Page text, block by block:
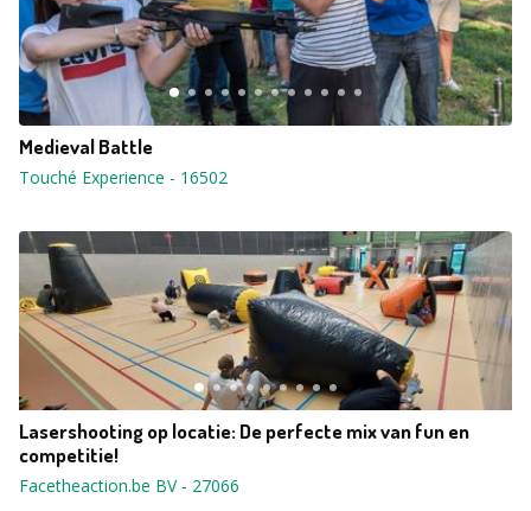
Medieval Battle
Touché Experience - 16502
Lasershooting op locatie: De perfecte mix van fun en
competitie!
Facetheaction.be BV- 27066